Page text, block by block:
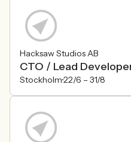
Hacksaw Studios AB
CTO / Lead
Stockholm22/6 – 31/8